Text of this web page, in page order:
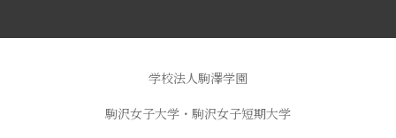
学校法人駒澤学園
駒沢女子大学・駒沢女子短期大学